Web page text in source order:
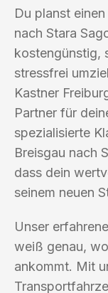
Du planst
nach Stara
kostengünstig,
stressfrei
Kastner
Partner für
spezialisierte
Breisgau nach
dass dein
seinem neuen
Unser
weiß genau,
ankommt. Mit